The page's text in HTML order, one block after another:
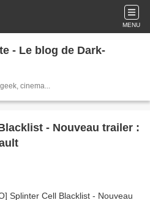
MENU
- Le blog de Dark-
cinema...
- Nouveau trailer :